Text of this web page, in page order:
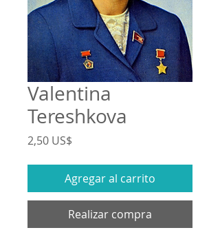
Valentina
Tereshkova
2,50 US$
Agregar al carrito
Realizar compra